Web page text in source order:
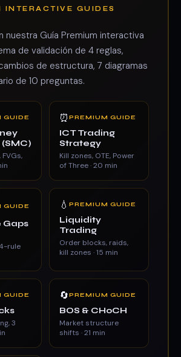
INTERACTIVE GUIDES
nuestra Guía Premium interactiva
de validación de 4 reglas,
de estructura, 7 diagramas
de 10 preguntas.
GUIDE ⏰ PREMIUM GUIDE
ICT Trading
Strategy
Kill zones, OTE, Power
of Three · 20 min
GUIDE
Gaps
rule
💧 PREMIUM GUIDE
Liquidity
Trading
Order blocks, raids,
kill zones · 15 min
GUIDE
3
🔄PREMIUM GUIDE
BOS & CHoCH
Market structure
shifts · 21 min